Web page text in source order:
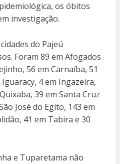
os óbitos
investigação.
do Pajeú
Foram 89 em Afogados
56 em Carnaíba, 51
4 em Ingazeira,
39 em Santa Cruz
José do Egito, 143 em
41 em Tabira e 30
e Tuparetama não